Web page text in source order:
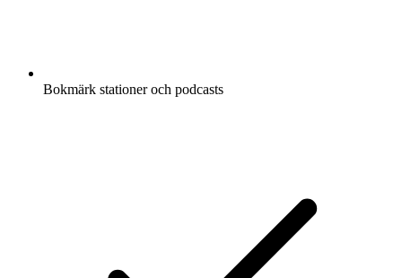
Bokmärk stationer och podcasts